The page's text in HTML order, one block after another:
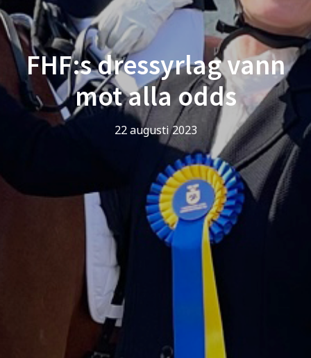
FHF:s dressyrlag vann
mot alla odds
22 augusti 2023